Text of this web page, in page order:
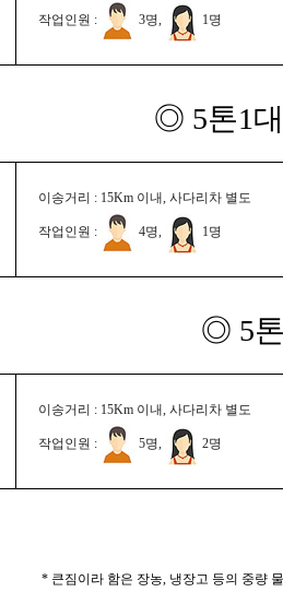
작업인원 : 3명, 1명
◎ 5톤1
이송거리 : 15Km 이내, 사다리차 별도
작업인원 : 4명, 1명
◎ 5
이송거리 : 15Km 이내, 사다리차 별도
작업인원 : 5명, 2명
* 큰짐이라 함은 장농, 냉장고 등의 중량